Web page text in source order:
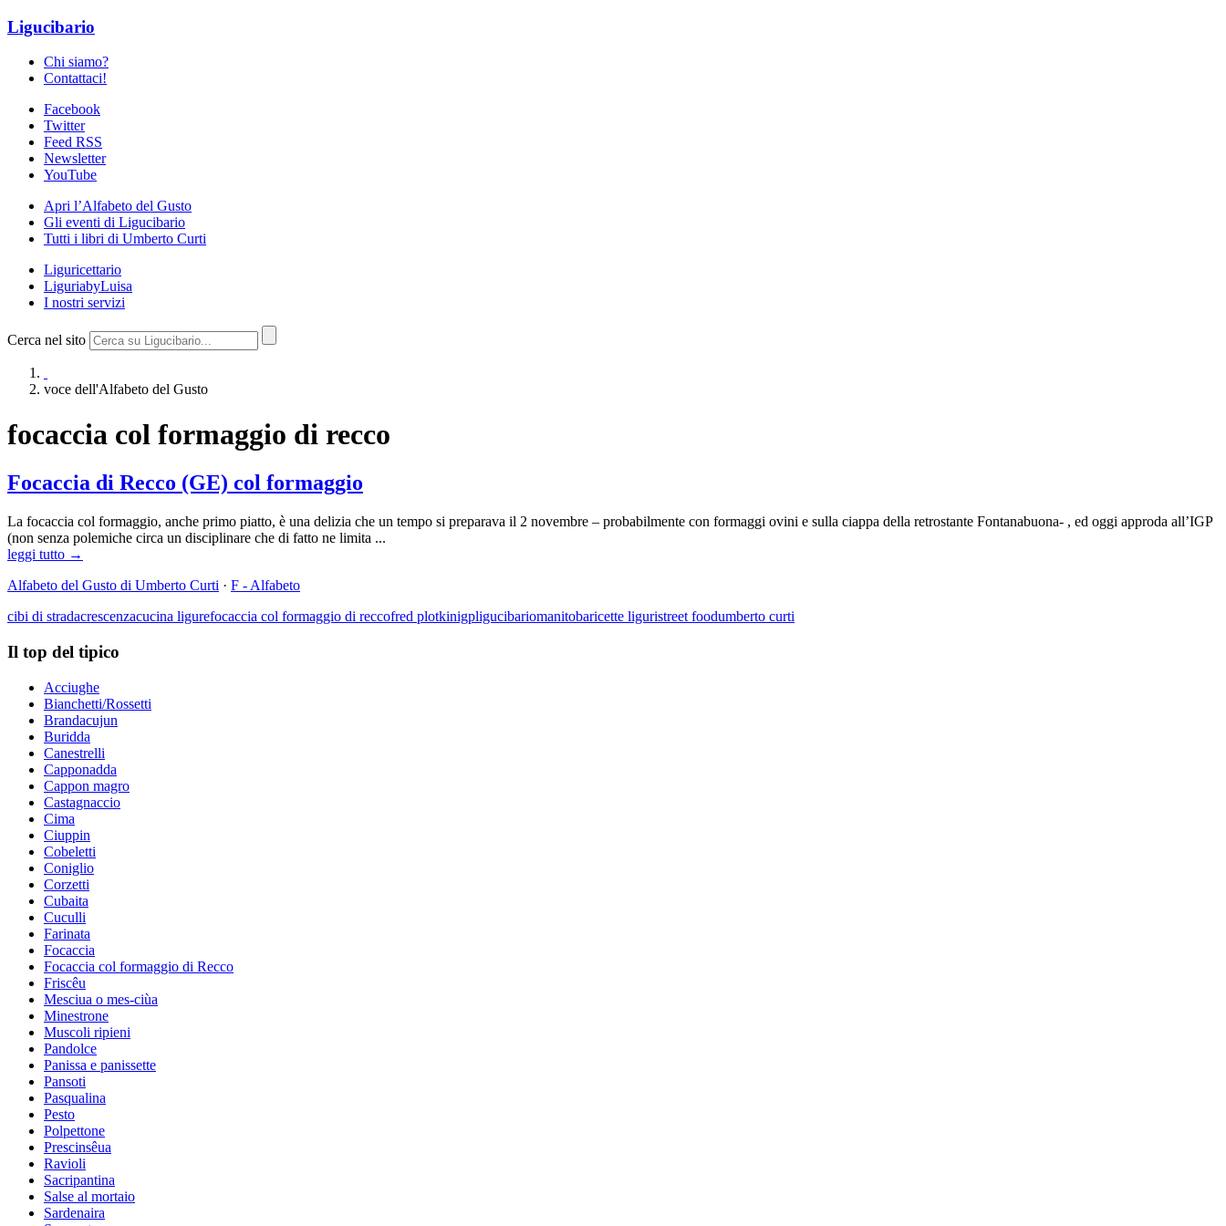
Ligucibario
Chi siamo?
Contattaci!
Facebook
Twitter
Feed RSS
Newsletter
YouTube
Apri l’Alfabeto del Gusto
Gli eventi di Ligucibario
Tutti i libri di Umberto Curti
Liguricettario
LiguriabyLuisa
I nostri servizi
Cerca nel sito
voce dell'Alfabeto del Gusto
focaccia col formaggio di recco
Focaccia di Recco (GE) col formaggio
La focaccia col formaggio, anche primo piatto, è una delizia che un tempo si preparava il 2 novembre – probabilmente con formaggi ovini e sulla ciappa della retrostante Fontanabuona- , ed oggi approda all’IGP
(non senza polemiche circa un disciplinare che di fatto ne limita ...
leggi tutto →
Alfabeto del Gusto di Umberto Curti · F - Alfabeto
cibi di stradacrescenzacucina ligurefocaccia col formaggio di reccofred plotkinigpligucibariomanitobaricette liguristreet foodumberto curti
Il top del tipico
Acciughe
Bianchetti/Rossetti
Brandacujun
Buridda
Canestrelli
Capponadda
Cappon magro
Castagnaccio
Cima
Ciuppin
Cobeletti
Coniglio
Corzetti
Cubaita
Cuculli
Farinata
Focaccia
Focaccia col formaggio di Recco
Friscêu
Mesciua o mes-ciùa
Minestrone
Muscoli ripieni
Pandolce
Panissa e panissette
Pansoti
Pasqualina
Pesto
Polpettone
Prescinsêua
Ravioli
Sacripantina
Salse al mortaio
Sardenaira